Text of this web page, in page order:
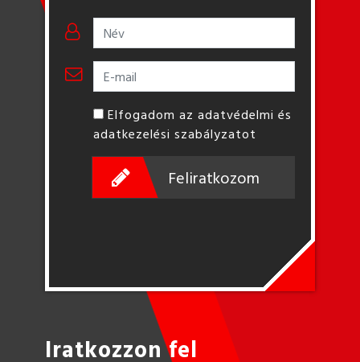
Elfogadom az adatvédelmi és
adatkezelési szabályzatot
Feliratkozom
Iratkozzon fel